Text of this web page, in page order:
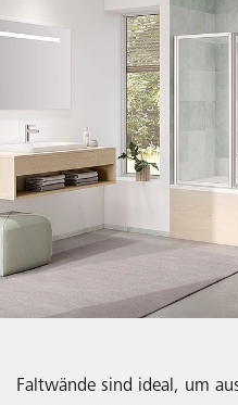
Faltwände sind ideal, um